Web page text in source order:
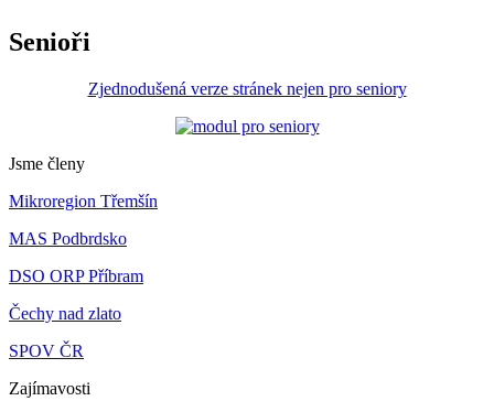
Senioři
Zjednodušená verze stránek nejen pro seniory
Jsme členy
Mikroregion Třemšín
MAS Podbrdsko
DSO ORP Příbram
Čechy nad zlato
SPOV ČR
Zajímavosti